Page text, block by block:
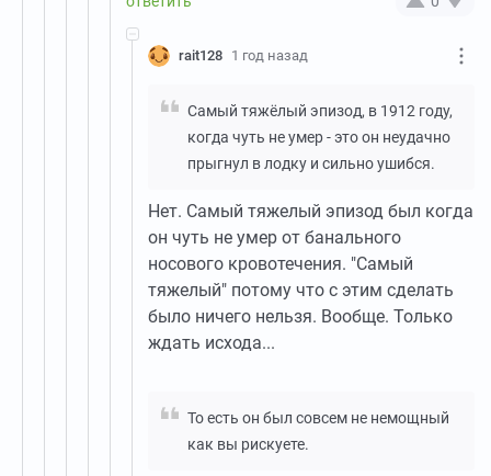
rait128 1 год назад
Самый тяжёлый эпизод, в 1912 году,
когда чуть не умер - это он неудачно
прыгнул в лодку и сильно ушибся.
Нет. Самый тяжелый эпизод был когда
он чуть не умер от банального
носового кровотечения. "Самый
тяжелый" потому что с этим сделать
было ничего нельзя. Вообще. Только
ждать исхода...
То есть он был совсем не немощный
как вы рискуете.